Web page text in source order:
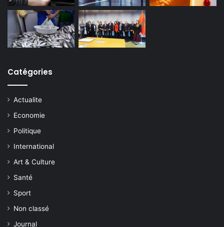
Catégories
Actualite
Economie
Politique
International
Art & Culture
Santé
Sport
Non classé
Journal